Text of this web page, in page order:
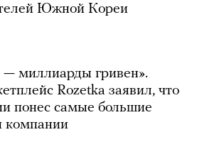
Южной Кореи
миллиарды гривен».
Rozetka заявил, что
понес самые большие
компании